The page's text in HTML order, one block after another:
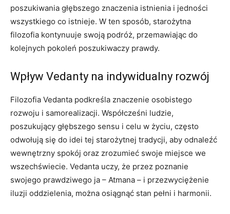
poszukiwania głębszego znaczenia istnienia i jedności
wszystkiego co istnieje. W ten sposób, starożytna
filozofia kontynuuje swoją podróż, przemawiając do
kolejnych pokoleń poszukiwaczy prawdy.
Wpływ Vedanty na indywidualny rozwój
Filozofia Vedanta podkreśla znaczenie osobistego
rozwoju i samorealizacji. Współcześni ludzie,
poszukujący głębszego sensu i celu w życiu, często
odwołują się do idei tej starożytnej tradycji, aby odnaleźć
wewnętrzny spokój oraz zrozumieć swoje miejsce we
wszechświecie. Vedanta uczy, że przez poznanie
swojego prawdziwego ja – Atmana – i przezwyciężenie
iluzji oddzielenia, można osiągnąć stan pełni i harmonii.